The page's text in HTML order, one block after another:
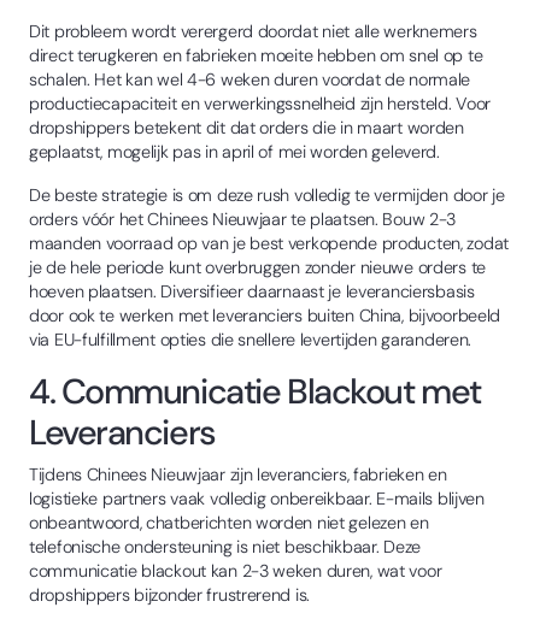
Dit probleem wordt verergerd doordat niet alle werknemers
direct terugkeren en fabrieken moeite hebben om snel op te
schalen. Het kan wel 4-6 weken duren voordat de normale
productiecapaciteit en verwerkingssnelheid zijn hersteld. Voor
dropshippers betekent dit dat orders die in maart worden
geplaatst, mogelijk pas in april of mei worden geleverd.
De beste strategie is om deze rush volledig te vermijden door je
orders vóór het Chinees Nieuwjaar te plaatsen. Bouw 2-3
maanden voorraad op van je best verkopende producten, zodat
je de hele periode kunt overbruggen zonder nieuwe orders te
hoeven plaatsen. Diversifieer daarnaast je leveranciersbasis
door ook te werken met leveranciers buiten China, bijvoorbeeld
via EU-fulfillment opties die snellere levertijden garanderen.
4. Communicatie Blackout met
Leveranciers
Tijdens Chinees Nieuwjaar zijn leveranciers, fabrieken en
logistieke partners vaak volledig onbereikbaar. E-mails blijven
onbeantwoord, chatberichten worden niet gelezen en
telefonische ondersteuning is niet beschikbaar. Deze
communicatie blackout kan 2-3 weken duren, wat voor
dropshippers bijzonder frustrerend is.